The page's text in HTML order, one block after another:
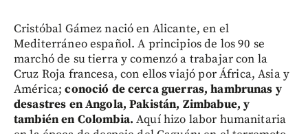
Cristóbal Gámez nació en Alicante, en el
Mediterráneo español. A principios de los 90 se
marchó de su tierra y comenzó a trabajar con la
Cruz Roja francesa, con ellos viajó por África, Asia y
América; conoció de cerca guerras, hambrunas y
desastres en Angola, Pakistán, Zimbabue, y
también en Colombia. Aquí hizo labor humanitaria